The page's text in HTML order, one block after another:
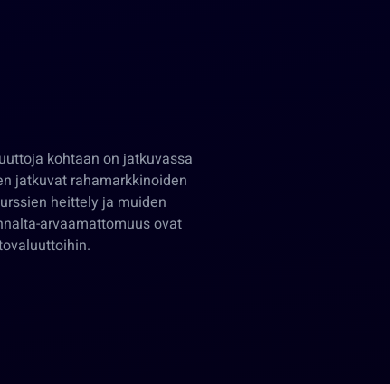
kohtaan on jatkuvassa
jatkuvat rahamarkkinoiden
heittely ja muiden
arvaamattomuus ovat